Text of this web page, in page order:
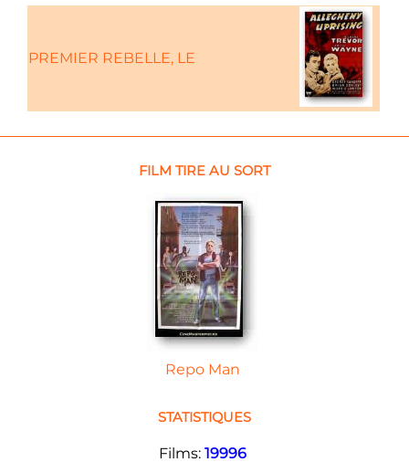
PREMIER REBELLE, LE
FILM TIRE AU SORT
Repo Man
STATISTIQUES
Films: 19996